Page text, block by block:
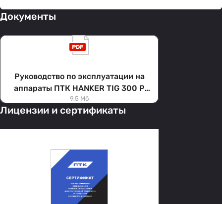
Документы
Руководство по эксплуатации на
аппараты ПТК HANKER TIG 300 P
AC/DC LCD H17
9,5 Мб
Лицензии и сертификаты